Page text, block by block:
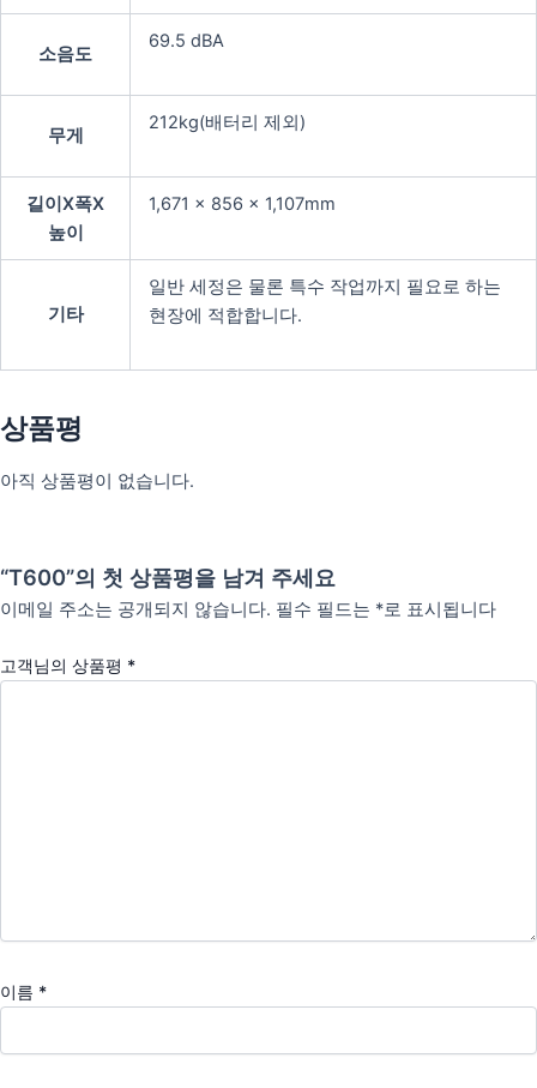
소음도
69.5 dBA
무게
212kg(배터리 제외)
길이X폭X
높이
1,671 x 856 x 1,107mm
기타
일반 세정은 물론 특수 작업까지 필요로 하는
현장에 적합합니다.
상품평
아직 상품평이 없습니다.
“T600”의 첫 상품평을 남겨 주세요
이메일 주소는 공개되지 않습니다. 필수 필드는 *로 표시됩니다
고객님의 상품평 *
이름 *